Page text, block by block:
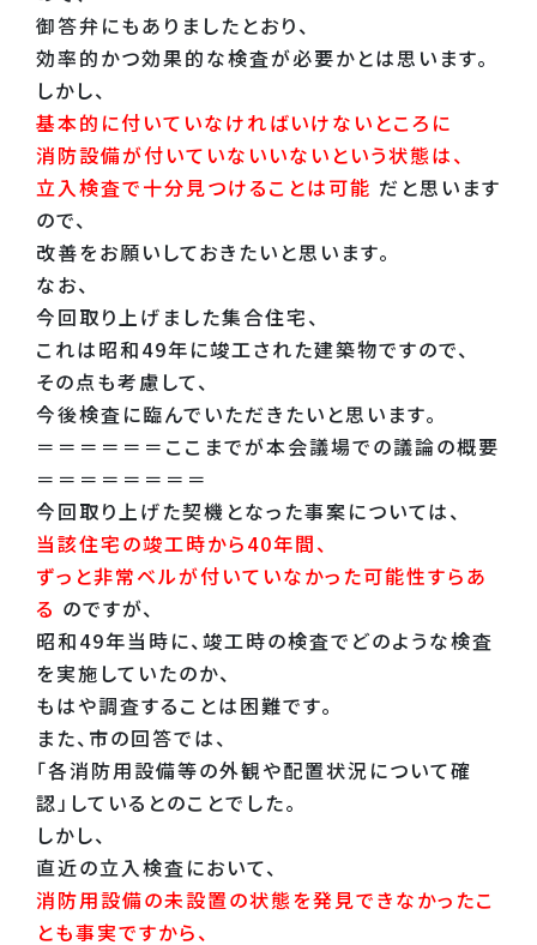
御答弁にもありましたとおり、
効率的かつ効果的な検査が必要かとは思います。
しかし、
基本的に付いていなければいけないところに
消防設備が付いていないいないという状態は、
立入検査で十分見つけることは可能 だと思います
ので、
改善をお願いしておきたいと思います。
なお、
今回取り上げました集合住宅、
これは昭和49年に竣工された建築物ですので、
その点も考慮して、
今後検査に臨んでいただきたいと思います。
＝＝＝＝＝＝ここまでが本会議場での議論の概要
＝＝＝＝＝＝＝＝
今回取り上げた契機となった事案については、
当該住宅の竣工時から40年間、
ずっと非常ベルが付いていなかった可能性すらあ
る のですが、
昭和49年当時に、竣工時の検査でどのような検査
を実施していたのか、
もはや調査することは困難です。
また、市の回答では、
「各消防用設備等の外観や配置状況について確
認」しているとのことでした。
しかし、
直近の立入検査において、
消防用設備の未設置の状態を発見できなかったこ
とも事実ですから、